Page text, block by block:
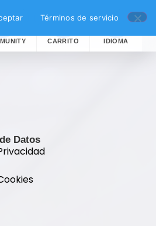
CARRITO IDIOMA
Datos
Términos de servicio